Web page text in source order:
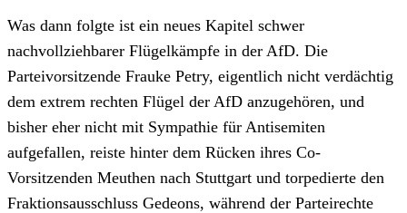
Was dann folgte ist ein neues Kapitel schwer
nachvollziehbarer Flügelkämpfe in der AfD. Die
Parteivorsitzende Frauke Petry, eigentlich nicht verdächtig
dem extrem rechten Flügel der AfD anzugehören, und
bisher eher nicht mit Sympathie für Antisemiten
aufgefallen, reiste hinter dem Rücken ihres Co-
Vorsitzenden Meuthen nach Stuttgart und torpedierte den
Fraktionsausschluss Gedeons, während der Parteirechte